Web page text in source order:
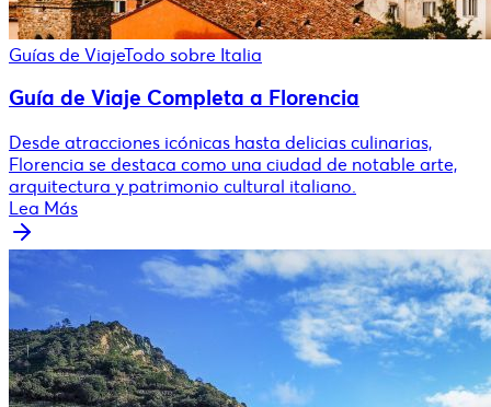
Guías de ViajeTodo sobre Italia
Guía de Viaje Completa a Florencia
Desde atracciones icónicas hasta delicias culinarias,
Florencia se destaca como una ciudad de notable arte,
arquitectura y patrimonio cultural italiano.
Lea Más